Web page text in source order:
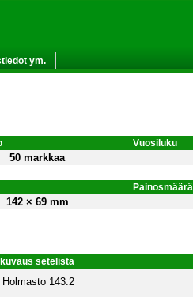
ym.
Vuosiluku
50 markkaa
Painosmäärä
142 × 69 mm
setelistä
143.2